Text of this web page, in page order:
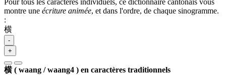
montre une écriture animée, et dans l'ordre, de chaque sinogramme.
:
横
-
+
横 ( waang / waang4 ) en caractères traditionnels